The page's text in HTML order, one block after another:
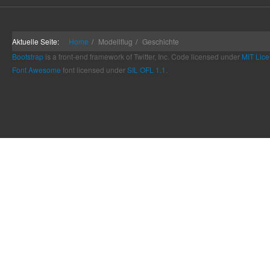
Aktuelle Seite: Home Modellflug
Geschichte
Bootstrap is a front-end framework of Twitter, Inc. Code licensed under MIT
Font Awesome font licensed underSIL OFL 1.1